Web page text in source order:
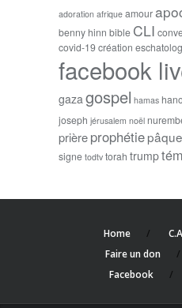
adoration afrique amour
benny hinn bible CLI
covid-19création
facebook
gaza gospel hamas
joseph jérusalem noël
prièreprophétie
signe todtv torah trump
Home
Faire un don
Facebook